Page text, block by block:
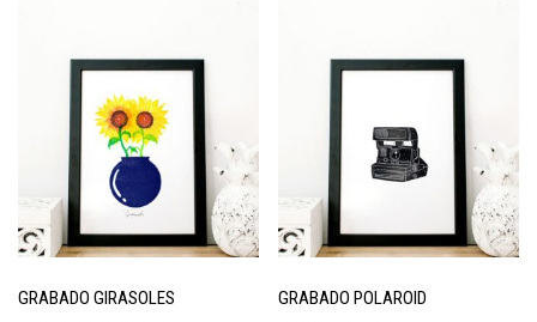
Personalizadas
Estampación textil
Totebags
General
Grabados
Kits y packs
OUTLET
GRABADO GIRASOLES
GRABADO POLAROID